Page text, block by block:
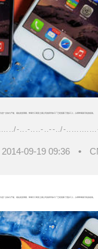
一步加大产能、缩短发货周期，苹果代工商富士康公司的郑州加工厂已经招募了更多工人，从事苹果新手机的组装。
...-....-..--../-
2014-09-19 09:36 •
一步加大产能、缩短发货周期，苹果代工商富士康公司的郑州加工厂已经招募了更多工人，从事苹果新手机的组装。